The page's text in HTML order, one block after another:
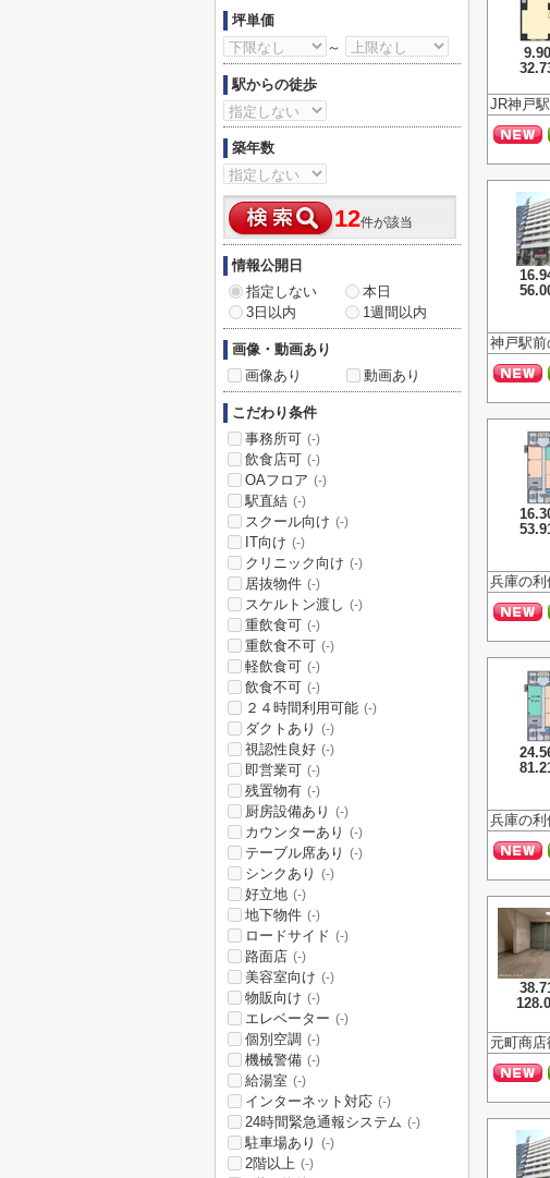
JR神戸
神戸駅前
兵庫の利
兵庫の利
元町商店
坪単価
～
駅からの徒歩
築年数
12件が該当
情報公開日
指定しない
本日
3日以内
1週間以内
画像・動画あり
画像あり
動画あり
こだわり条件
事務所可 (-)
飲食店可 (-)
OAフロア (-)
駅直結 (-)
スクール向け (-)
IT向け (-)
クリニック向け (-)
居抜物件 (-)
スケルトン渡し (-)
重飲食可 (-)
重飲食不可 (-)
軽飲食可 (-)
飲食不可 (-)
２４時間利用可能 (-)
ダクトあり (-)
視認性良好 (-)
即営業可 (-)
残置物有 (-)
厨房設備あり (-)
カウンターあり (-)
テーブル席あり (-)
シンクあり (-)
好立地 (-)
地下物件 (-)
ロードサイド (-)
路面店 (-)
美容室向け (-)
物販向け (-)
エレベーター (-)
個別空調 (-)
機械警備 (-)
給湯室 (-)
インターネット対応 (-)
24時間緊急通報システム (-)
駐車場あり (-)
2階以上 (-)